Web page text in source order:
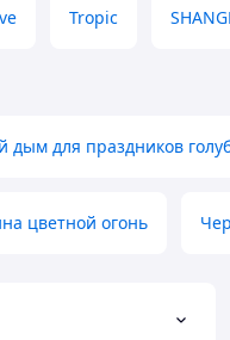
Tropic
дым для праздников
цветной огонь